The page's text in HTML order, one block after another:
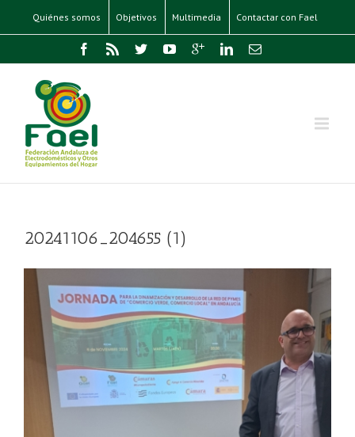
Quiénes somos Objetivos Multimedia Contactar con Fael
20241106_204655 (1)